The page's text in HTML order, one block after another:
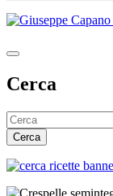
Cerca
Cerca